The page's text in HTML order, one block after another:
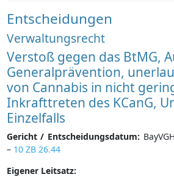
Entscheidungen
Verwaltungsrecht
Verstoß gegen das BtMG,
Generalprävention,
von Cannabis in nicht
Inkrafttreten des KCanG,
Einzelfalls
Gericht / Entscheidungsdatum:
– 10 ZB 26.44
Eigener Leitsatz: